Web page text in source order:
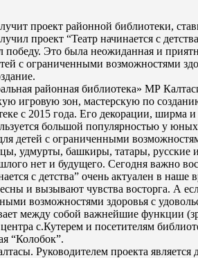
проект районной библиотеки,
проект “Театр начинается с
победу. Это была неожиданная и
с ограниченными возможностями
районная библиотека» МР
игровую зон, мастерскую по
с 2015 года. Его декорации, ширма
большой популярностью у
детей с ограниченными
башкиры, татары, русские
нет и будущего. Сегодня важно
с детства” очень актуален в
и вызывают чувства восторга. А
возможностями здоровья с
между собой важнейшие функции
с.Кутерем и посетителям
“Колобок”.
Руководителем проекта